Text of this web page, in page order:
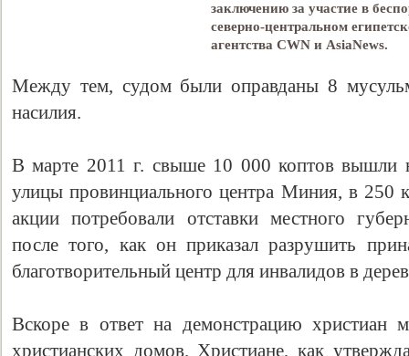
заключению за участие в
северно-центральном
агентства CWN и AsiaNews.
Между тем, судом были оправданы 8
насилия.
В марте 2011 г. свыше 10 000 коптов вышли
улицы провинциального центра Миния, в 250
акции потребовали отставки местного
после того, как он приказал разрушить
благотворительный центр для инвалидов в
Вскоре в ответ на демонстрацию христиан
христианских домов. Христиане, как